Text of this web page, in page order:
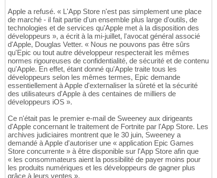
Apple a refusé. « L'App Store n'est pas simplement une place
de marché - il fait partie d'un ensemble plus large d'outils, de
technologies et de services qu'Apple met à la disposition des
développeurs », a écrit à la mi-juillet, l'avocat général associé
d'Apple, Douglas Vetter. « Nous ne pouvons pas être sûrs
qu'Epic ou tout autre développeur respecterait les mêmes
normes rigoureuses de confidentialité, de sécurité et de contenu
qu'Apple. En effet, étant donné qu'Apple traite tous les
développeurs selon les mêmes termes, Epic demande
essentiellement à Apple d'externaliser la sûreté et la sécurité
des utilisateurs d'Apple à des centaines de milliers de
développeurs iOS ».
Ce n'était pas le premier e-mail de Sweeney aux dirigeants
d'Apple concernant le traitement de Fortnite par l'App Store. Les
archives judiciaires montrent que le 30 juin, Sweeney a
demandé à Apple d'autoriser une « application Epic Games
Store concurrente » à être disponible sur l'App Store afin que
« les consommateurs aient la possibilité de payer moins pour
les produits numériques et les développeurs de gagner plus
grâce à leurs ventes ».